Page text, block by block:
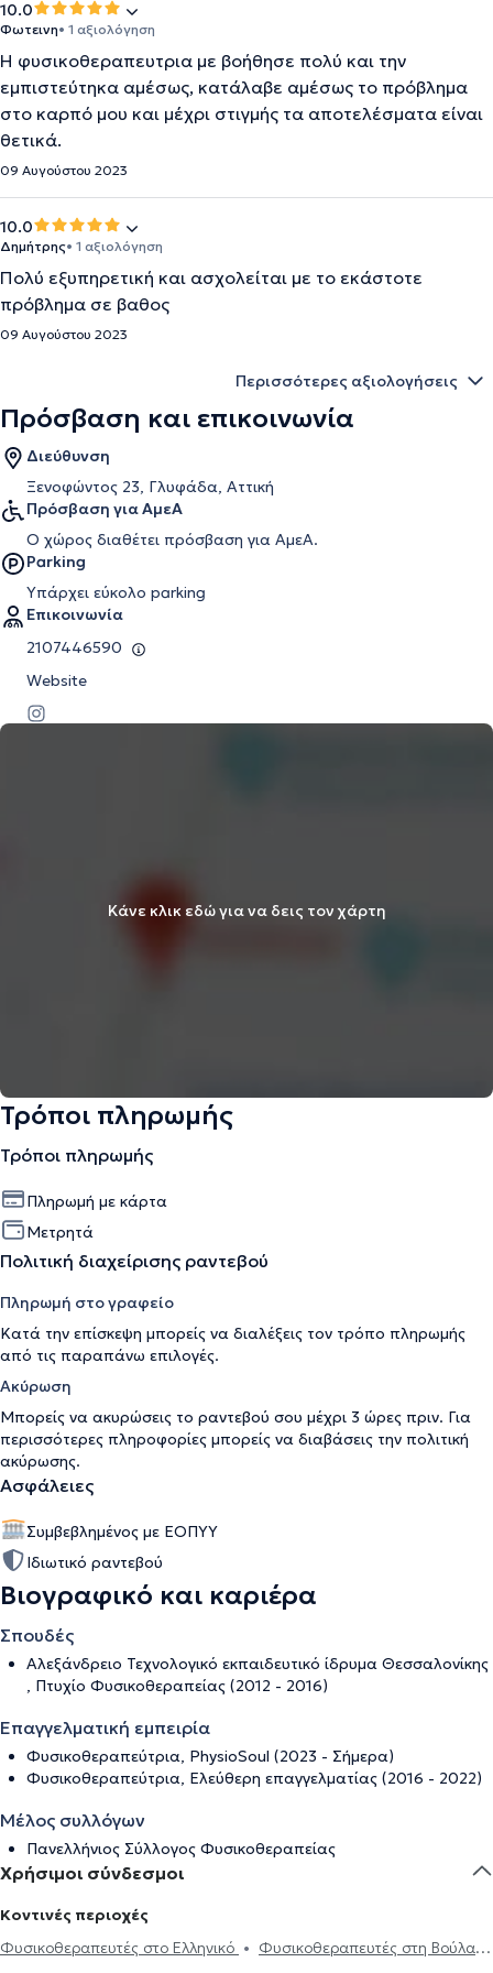
10.0
Φωτεινη• 1 αξιολόγηση
Η φυσικοθεραπευτρια με βοήθησε πολύ και την
εμπιστεύτηκα αμέσως, κατάλαβε αμέσως το πρόβλημα
στο καρπό μου και μέχρι στιγμής τα αποτελέσματα είναι
θετικά.
09 Αυγούστου 2023
10.0
Δημήτρης• 1 αξιολόγηση
Πολύ εξυπηρετική και ασχολείται με το εκάστοτε
πρόβλημα σε βαθος
09 Αυγούστου 2023
Περισσότερες αξιολογήσεις
Πρόσβαση και επικοινωνία
Διεύθυνση
Ξενοφώντος 23, Γλυφάδα, Αττική
Πρόσβαση για ΑμεΑ
Ο χώρος διαθέτει πρόσβαση για ΑμεΑ.
Parking
Υπάρχει εύκολο parking
Επικοινωνία
2107446590
Website
Κάνε κλικ εδώ για να δεις τον χάρτη
Τρόποι πληρωμής
Τρόποι πληρωμής
Πληρωμή με κάρτα
Μετρητά
Πολιτική διαχείρισης ραντεβού
Πληρωμή στο γραφείο
Κατά την επίσκεψη μπορείς να διαλέξεις τον τρόπο πληρωμής
από τις παραπάνω επιλογές.
Ακύρωση
Μπορείς να ακυρώσεις το ραντεβού σου μέχρι 3 ώρες πριν. Για
περισσότερες πληροφορίες μπορείς να διαβάσεις την πολιτική
ακύρωσης.
Ασφάλειες
Συμβεβλημένος με ΕΟΠΥΥ
Ιδιωτικό ραντεβού
Βιογραφικό και καριέρα
Σπουδές
Αλεξάνδρειο Τεχνολογικό εκπαιδευτικό ίδρυμα Θεσσαλονίκης
, Πτυχίο Φυσικοθεραπείας (2012 - 2016)
Επαγγελματική εμπειρία
Φυσικοθεραπεύτρια, PhysioSoul (2023 - Σήμερα)
Φυσικοθεραπεύτρια, Ελεύθερη επαγγελματίας (2016 - 2022)
Μέλος συλλόγων
Πανελλήνιος Σύλλογος Φυσικοθεραπείας
Χρήσιμοι σύνδεσμοι
Κοντινές περιοχές
Φυσικοθεραπευτές στο Ελληνικό
Φυσικοθεραπευτές στη Βούλα